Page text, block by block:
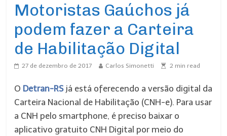
Motoristas Gaúchos já
podem fazer a Carteira
de Habilitação Digital
27 de dezembro de 2017 Carlos Simonetti 2 min read
O Detran-RSjá está oferecendo a versão digital da
Carteira Nacional de Habilitação (CNH-e). Para usar
a CNH pelo smartphone, é preciso baixar o
aplicativo gratuito CNH Digital por meio do